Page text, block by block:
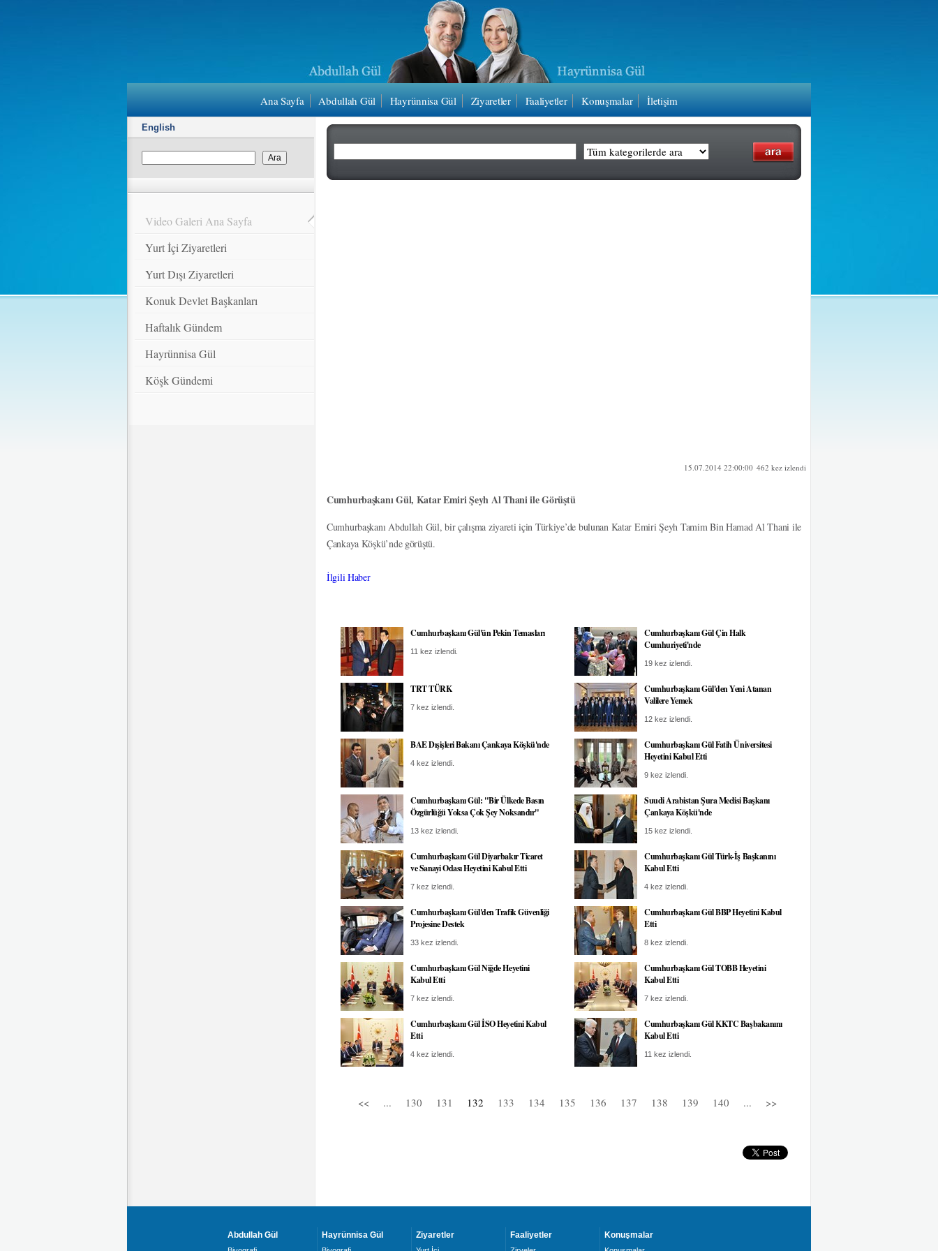
Ana Sayfa Abdullah Gül Hayrünnisa Gül Ziyaretler Faaliyetler Konuşmalar İletişim
English
Video Galeri Ana Sayfa
Yurt İçi Ziyaretleri
Yurt Dışı Ziyaretleri
Konuk Devlet Başkanları
Haftalık Gündem
Hayrünnisa Gül
Köşk Gündemi
15.07.2014 22:00:00 462 kez izlendi
Cumhurbaşkanı Gül, Katar Emiri Şeyh Al Thani ile Görüştü
Cumhurbaşkanı Abdullah Gül, bir çalışma ziyareti için Türkiye’de bulunan Katar Emiri Şeyh Tamim Bin Hamad Al Thani ile
Çankaya Köşkü’nde görüştü.
İlgili Haber
Cumhurbaşkanı Gül'ün Pekin Temasları
11 kez izlendi.
Cumhurbaşkanı Gül Çin Halk
Cumhuriyeti'nde
19 kez izlendi.
TRT TÜRK
7 kez izlendi.
Cumhurbaşkanı Gül'den Yeni Atanan
Valilere Yemek
12 kez izlendi.
BAE Dışişleri Bakanı Çankaya Köşkü'nde
4 kez izlendi.
Cumhurbaşkanı Gül Fatih Üniversitesi
Heyetini Kabul Etti
9 kez izlendi.
Cumhurbaşkanı Gül: "Bir Ülkede Basın
Özgürlüğü Yoksa Çok Şey Noksandır"
13 kez izlendi.
Suudi Arabistan Şura Meclisi Başkanı
Çankaya Köşkü'nde
15 kez izlendi.
Cumhurbaşkanı Gül Diyarbakır Ticaret
ve Sanayi Odası Heyetini Kabul Etti
7 kez izlendi.
Cumhurbaşkanı Gül Türk-İş Başkanını
Kabul Etti
4 kez izlendi.
Cumhurbaşkanı Gül'den Trafik Güvenliği
Projesine Destek
33 kez izlendi.
Cumhurbaşkanı Gül BBP Heyetini Kabul
Etti
8 kez izlendi.
Cumhurbaşkanı Gül Niğde Heyetini
Kabul Etti
7 kez izlendi.
Cumhurbaşkanı Gül TOBB Heyetini
Kabul Etti
7 kez izlendi.
Cumhurbaşkanı Gül İSO Heyetini Kabul
Etti
4 kez izlendi.
Cumhurbaşkanı Gül KKTC Başbakanını
Kabul Etti
11 kez izlendi.
<< ... 130 131 132 133 134 135 136 137 138 139 140 ... >>
Abdullah Gül Hayrünnisa Gül Ziyaretler Faaliyetler Konuşmalar